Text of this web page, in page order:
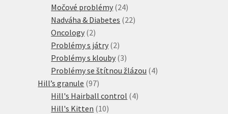
produktů
Močové problémy 2424
produktů
Nadváha & Diabetes 2222
Oncology 22
produkty
Problémy s játry 22
produkty
Problémy s klouby 33
produkty
Problémy se štítnou žlázou 44
Hill’s granule 9797
produktů
Hill's Hairball control 44
Hill's Kitten 1010